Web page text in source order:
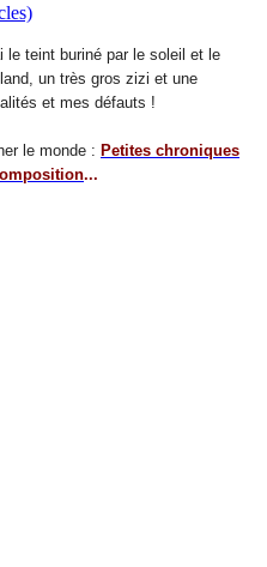
le teint buriné par le soleil et le
un très gros zizi et une
et mes défauts !
le monde : Petites chroniques
...